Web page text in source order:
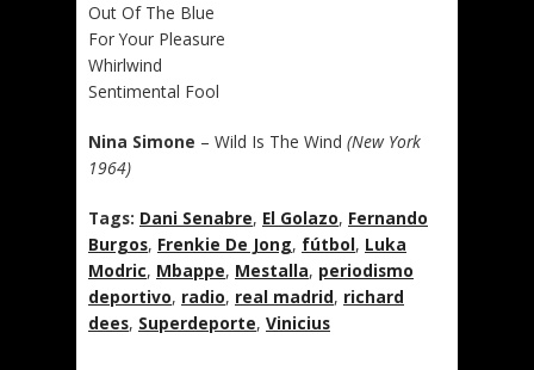
Out Of The Blue
For Your Pleasure
Whirlwind
Sentimental Fool
Nina Simone – Wild Is The Wind (New York
1964)
Tags: Dani Senabre, El Golazo, Fernando
Burgos, Frenkie De Jong, fútbol, Luka
Modric, Mbappe, Mestalla, periodismo
deportivo, radio, real madrid, richard
dees, Superdeporte, Vinicius